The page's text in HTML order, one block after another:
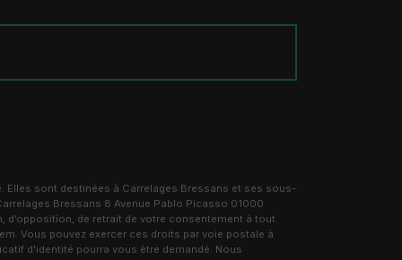
sont destinées à Carrelages Bressans et ses sous-
Bressans 8 Avenue Pablo Picasso 01000
d’opposition, de retrait de votre consentement à tout
Vous pouvez exercer ces droits par voie postale à
d'identité pourra vous être demandé. Nous